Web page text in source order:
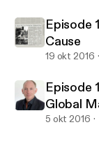
Episode
Cause
19 okt 2016
Episode
Global
5 okt 2016